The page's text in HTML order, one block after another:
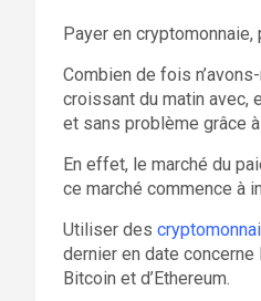
Payer en
Combien de fois
croissant du matin avec,
et sans problème grâce
En effet, le marché du
ce marché commence à
Utiliser des
dernier en date concerne
Bitcoin et d’Ethereum.